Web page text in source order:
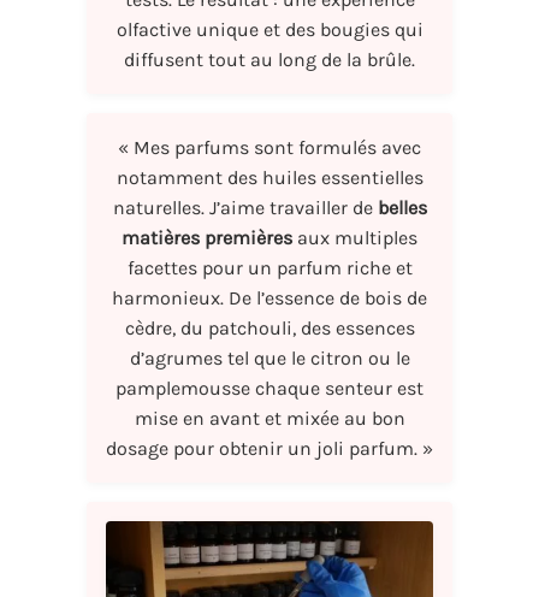
olfactive unique et des bougies qui
diffusent tout au long de la brûle.
« Mes parfums sont formulés avec
notamment des huiles essentielles
naturelles. J’aime travailler de belles
matières premières aux multiples
facettes pour un parfum riche et
harmonieux. De l’essence de bois de
cèdre, du patchouli, des essences
d’agrumes tel que le citron ou le
pamplemousse chaque senteur est
mise en avant et mixée au bon
dosage pour obtenir un joli parfum. »